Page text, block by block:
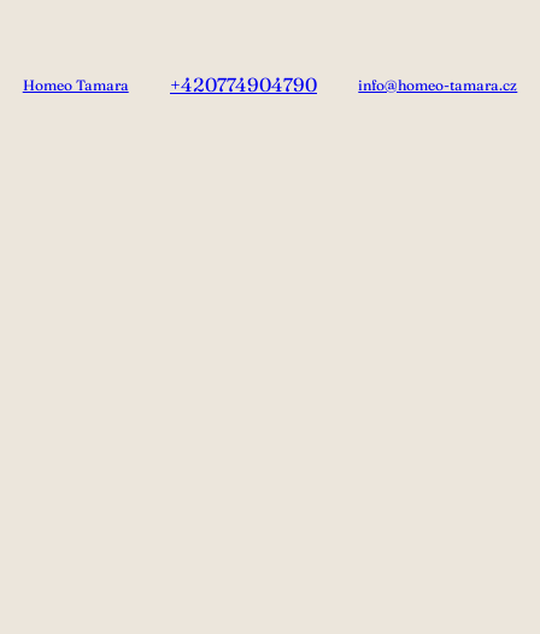
Homeo Tamara +420774904790 info@homeo-tamara.cz